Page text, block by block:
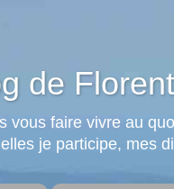
de
vous faire vivre au
je participe, mes